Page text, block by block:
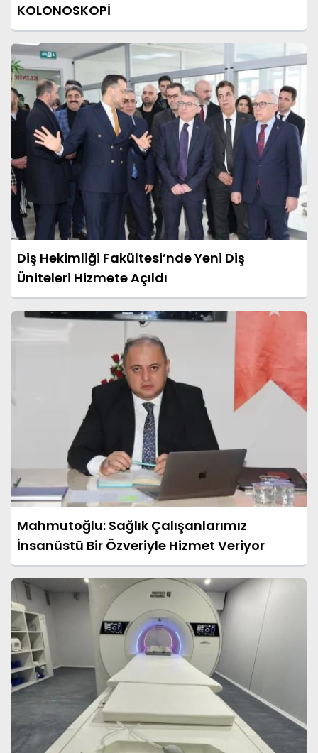
KOLONOSKOPİ
Diş Hekimliği Fakültesi’nde Yeni Diş
Üniteleri Hizmete Açıldı
Mahmutoğlu: Sağlık Çalışanlarımız
İnsanüstü Bir Özveriyle Hizmet Veriyor